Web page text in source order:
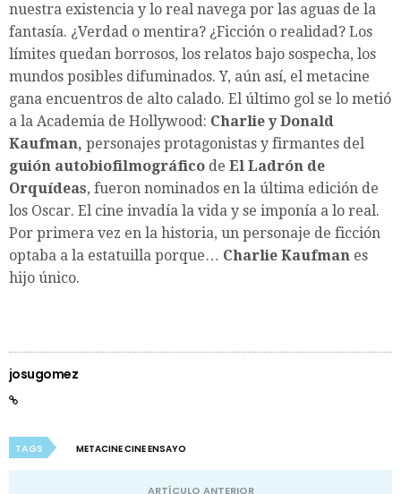
nuestra existencia y lo real navega por las aguas de la
fantasía. ¿Verdad o mentira? ¿Ficción o realidad? Los
límites quedan borrosos, los relatos bajo sospecha, los
mundos posibles difuminados. Y, aún así, el metacine
gana encuentros de alto calado. El último gol se lo metió
a la Academia de Hollywood: Charlie y Donald
Kaufman, personajes protagonistas y firmantes del
guión autobiofilmográfico de El Ladrón de
Orquídeas, fueron nominados en la última edición de
los Oscar. El cine invadía la vida y se imponía a lo real.
Por primera vez en la historia, un personaje de ficción
optaba a la estatuilla porque… Charlie Kaufman es
hijo único.
josugomez
TAGS METACINE CINE ENSAYO
ARTÍCULO ANTERIOR